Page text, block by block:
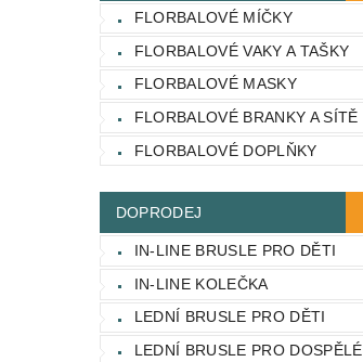
FLORBALOVÉ MÍČKY
FLORBALOVÉ VAKY A TAŠKY
FLORBALOVÉ MASKY
FLORBALOVÉ BRANKY A SÍTĚ
FLORBALOVÉ DOPLŇKY
DOPRODEJ
IN-LINE BRUSLE PRO DĚTI
IN-LINE KOLEČKA
LEDNÍ BRUSLE PRO DĚTI
LEDNÍ BRUSLE PRO DOSPĚLÉ